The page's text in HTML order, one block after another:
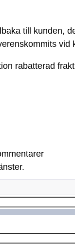
till kunden,
vid
rabatterad